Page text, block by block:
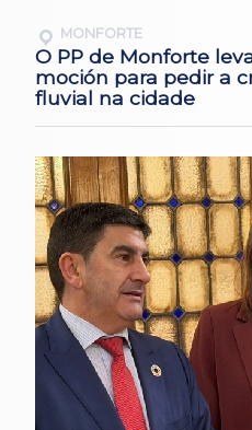
MONFORTE
O PP de Monforte
moción para pedir a
fluvial na cidade